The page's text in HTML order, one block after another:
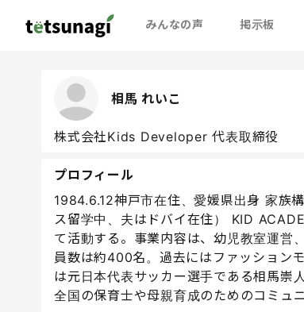
みんなの声 掲示板
相馬 れいこ
株式会社Kids Developer 代表取締役
プロフィール
1984.6.12神戸市在住、愛媛県出身 家族
ス留学中、夫はドバイ在住） KID
て活動する。事業内容は、幼児教室運営
員数は約400名。過去にはファッション
は元日本代表サッカー選手である相馬
全国の保育士や母親育成のためのコミュ